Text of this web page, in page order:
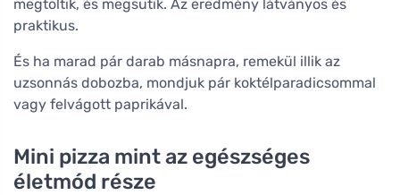
megtöltik, és megsütik. Az eredmény látványos és
praktikus.
És ha marad pár darab másnapra, remekül illik az
uzsonnás dobozba, mondjuk pár koktélparadicsommal
vagy felvágott paprikával.
Mini pizza mint az egészséges
életmód része